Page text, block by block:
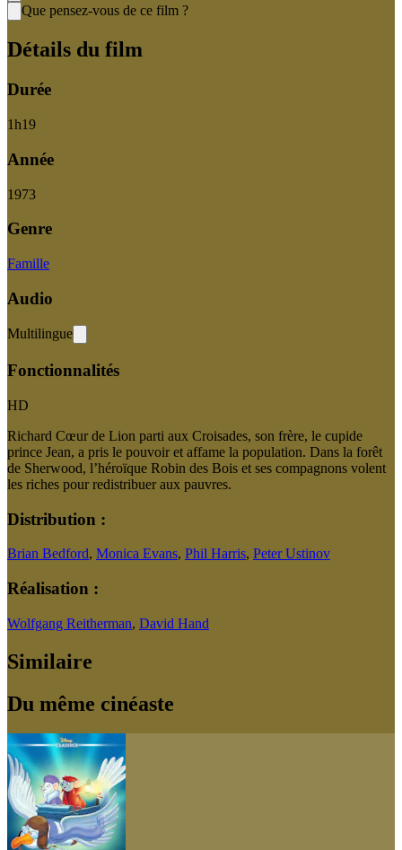
Que pensez-vous de ce film ?
Détails du film
Durée
1h19
Année
1973
Genre
Famille
Audio
Multilingue
Fonctionnalités
HD
Richard Cœur de Lion parti aux Croisades, son frère, le cupide
prince Jean, a pris le pouvoir et affame la population. Dans la forêt
de Sherwood, l’héroïque Robin des Bois et ses compagnons volent
les riches pour redistribuer aux pauvres.
Distribution :
Brian Bedford, Monica Evans, Phil Harris, Peter Ustinov
Réalisation :
Wolfgang Reitherman, David Hand
Similaire
Du même cinéaste